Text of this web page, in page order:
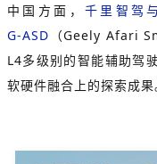
中国方面， 千里智驾
G‑ASD （Geely Afari
L4多级别的智能辅助驾
软硬件融合上的探索成果